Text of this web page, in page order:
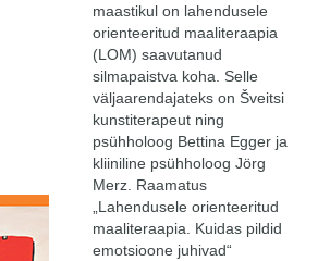
maastikul on lahendusele
orienteeritud maaliteraapia
(LOM) saavutanud
silmapaistva koha. Selle
väljaarendajateks on Šveitsi
kunstiterapeut ning
psühholoog Bettina Egger ja
kliiniline psühholoog Jörg
Merz. Raamatus
„Lahendusele orienteeritud
maaliteraapia. Kuidas pildid
emotsioone juhivad“